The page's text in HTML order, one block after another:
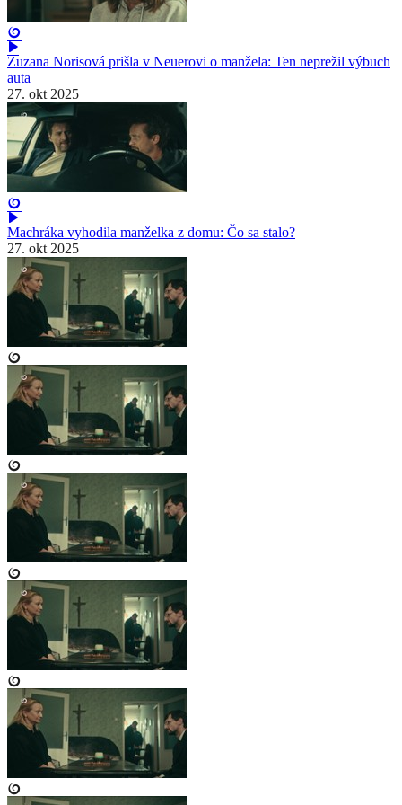
Zuzana Norisová prišla v Neuerovi o manžela: Ten neprežil výbuch
auta
27. okt 2025
Machráka vyhodila manželka z domu: Čo sa stalo?
27. okt 2025